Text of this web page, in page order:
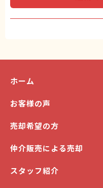
ホーム
お客様の声
売却希望の方
仲介販売による売却
スタッフ紹介